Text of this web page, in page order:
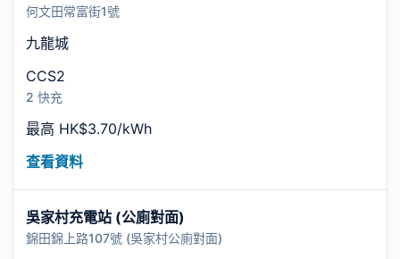
何文田常富街1號
九龍城
CCS2
2 快充
最高 HK$3.70/kWh
查看資料
吳家村充電站 (公廁對面)
錦田錦上路107號 (吳家村公廁對面)